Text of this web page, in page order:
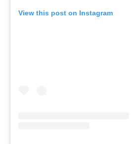
View this post on Instagram